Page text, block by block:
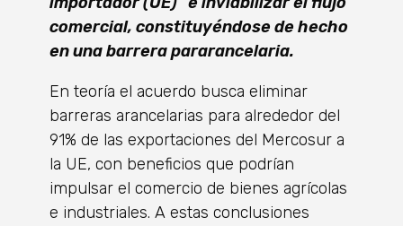
comercial, constituyéndose de hecho
en una barrera pararancelaria.
En teoría el acuerdo busca eliminar
barreras arancelarias para alrededor del
91% de las exportaciones del Mercosur a
la UE, con beneficios que podrían
impulsar el comercio de bienes agrícolas
e industriales. A estas conclusiones